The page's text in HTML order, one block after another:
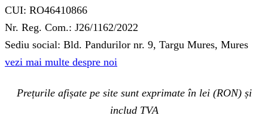
CUI: RO46410866
Nr. Reg. Com.: J26/1162/2022
Sediu social: Bld. Pandurilor nr. 9, Targu Mures, Mures
vezi mai multe despre noi
Prețurile afișate pe site sunt exprimate în lei (RON) și
includ TVA